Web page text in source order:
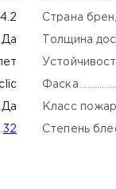
14.2
Да
Да
32
Страна
Толщина
Фаска
Класс
Степень